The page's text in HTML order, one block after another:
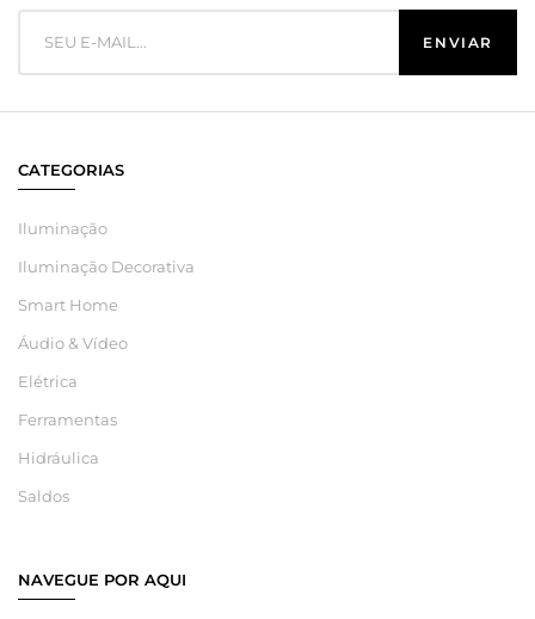
CATEGORIAS
Iluminação
Iluminação Decorativa
Smart Home
Áudio & Vídeo
Elétrica
Ferramentas
Hidráulica
Saldos
NAVEGUE POR AQUI